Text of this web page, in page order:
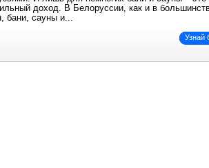
доход. В Белоруссии, как и в
бани, сауны и...
Узнай